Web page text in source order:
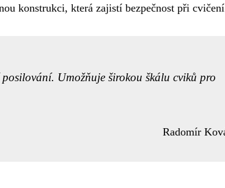
konstrukci, která zajistí bezpečnost při
Umožňuje širokou škálu cviků pro
Radomír